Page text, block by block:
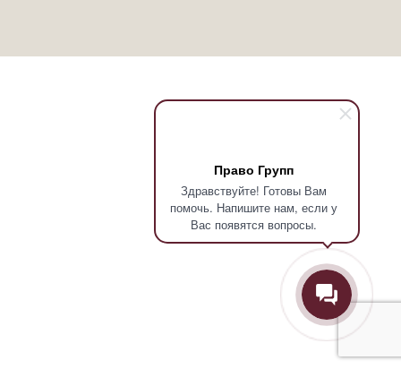
Право Групп
Здравствуйте! Готовы Вам
помочь. Напишите нам, если у
Вас появятся вопросы.